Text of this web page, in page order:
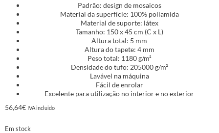
Padrão: design de mosaicos
Material da superfície: 100% poliamida
Material de suporte: látex
Tamanho: 150 x 45 cm (C x L)
Altura total: 5 mm
Altura do tapete: 4 mm
Peso total: 1180 g/m²
Densidade do tufo: 205000 g/m²
Lavável na máquina
Fácil de enrolar
Excelente para utilização no interior e no exterior
56,64€ IVA incluido
Em stock